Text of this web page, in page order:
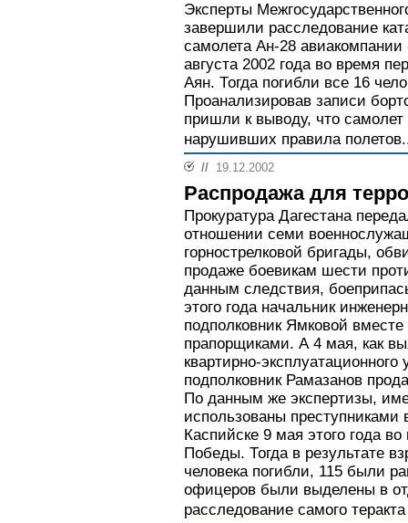
Эксперты
завершили расследование
самолета Ан-28 авиакомпании
августа 2002 года во время
Аян. Тогда погибли все 16
Проанализировав записи
пришли к выводу, что самолет
нарушивших правила
// 19.12.2002
Распродажа для
Прокуратура Дагестана
отношении семи
горнострелковой бригады,
продаже боевикам шести
данным следствия,
этого года начальник
подполковник Ямковой
прапорщиками. А 4 мая, как
квартирно-эксплуатационного
подполковник Рамазанов
По данным же экспертизы,
использованы преступниками
Каспийске 9 мая этого года
Победы. Тогда в результате
человека погибли, 115 были
офицеров были выделены в
расследование самого